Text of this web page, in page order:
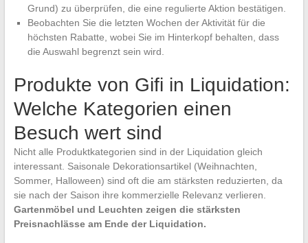
Grund) zu überprüfen, die eine regulierte Aktion bestätigen.
Beobachten Sie die letzten Wochen der Aktivität für die
höchsten Rabatte, wobei Sie im Hinterkopf behalten, dass
die Auswahl begrenzt sein wird.
Produkte von Gifi in Liquidation:
Welche Kategorien einen
Besuch wert sind
Nicht alle Produktkategorien sind in der Liquidation gleich
interessant. Saisonale Dekorationsartikel (Weihnachten,
Sommer, Halloween) sind oft die am stärksten reduzierten, da
sie nach der Saison ihre kommerzielle Relevanz verlieren.
Gartenmöbel und Leuchten zeigen die stärksten
Preisnachlässe am Ende der Liquidation.